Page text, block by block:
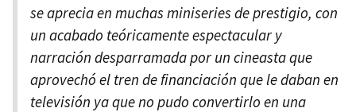
se aprecia en muchas miniseries de prestigio, con
un acabado teóricamente espectacular y
narración desparramada por un cineasta que
aprovechó el tren de financiación que le daban en
televisión ya que no pudo convertirlo en una